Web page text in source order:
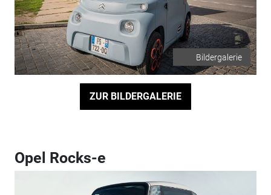
Bildergalerie
ZUR BILDERGALERIE
Opel Rocks-e